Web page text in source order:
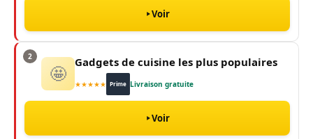
Voir
2
🤩 Gadgets de cuisine les plus populaires
★★★★★ Prime Livraison gratuite
Voir